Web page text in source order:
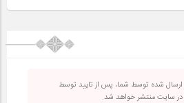
شده توسط شما، پس از تایید توسط
در سایت منتشر خواهد شد.